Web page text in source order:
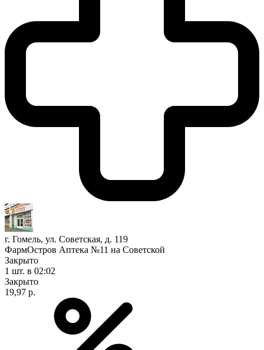
г. Гомель, ул. Советская, д. 119
ФармОстров Аптека №11 на Советской
Закрыто
1 шт. в 02:02
Закрыто
19,97 р.